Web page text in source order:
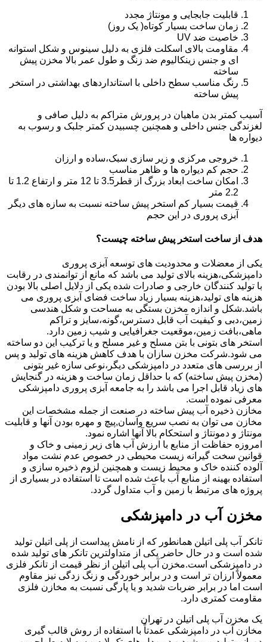
قابلیت جابجایی و مونتاژ مجدد
زمان ساخت بسیار کوتاه( یک روز)
خاصیت ضد UV
مقاومت بالای اسکلت فلزی به دلیل سینوس و شکل استوانه
ای و جنس زینکالیوم ضد زنگ و طول عمر بالا مخزن پیش
ساخته
رنگ مناسب سطح داخلی با استانداردهای بهداشتی در استخر
پیش ساخته
آسیب کمتر بدن ماهیان در پرورش متراکم به دلیل صافی و
لغزندگی جنس داخلی و همچنین چسبیدن کمتر جلبک و رسوب به
دیواره ها
خروجی مرکزی و زیر سازی سبک،ساده و ارزان
حجم کم دیواره ها و ظاهر مناسب
امکان ساخت ابعاد بزرگ از قطر3.5 تا 12 متر و ارتفاع 1.2 تا
2.2 متر
قیمت بسیار کم استخر پیش ساخته نسبت به سازه های دیگر
آبزی پروری در این حجم
هدف از ساخت استخر پیش ساخته چیست؟
یکی از معضلات و محدودیت های توسعه آبزی پروری
دامپزشکی،هزینه بالای تولید می باشد که مانع از توانمندی در رقابت
با تولید کنندگان خارجی و صادرات شده یکی از دلایل اصلی بالا بودن
هزینه های تولید،هزینه بسیار زیاد ساخت فضای آبزی پروری می
باشد.شکل و اندازه مخزن بستگی به مساحت و شکل هندسی
زمین،دبی و کیفیت آب قابل دسترس،گونه،سایز و تراکم
ماهی،بافت زمین،موقعیت جغرافیایی و شیب زمین دارد.
استخر های بتونی با بتن مسلح و غیر مسلح و یا ترکیب این دو ساخته
می شود.شرکت مخزن سازان با هدف کاهش هزینه های تولید و پس
از بررسی های متعدد در دامپزشکی دیگر،نوعی سازه غیر بتونی
(مخزن پیش ساخته) که با حداقل زمان ساخت و هزینه در گنجایش
های زیاد قابل اجرا می باشد را به جامعه آبزی پروری دامپزشکی
معرفی نموده است.
مخازن ذخیره آب پیش ساخته در صنعت از جمله مشخصات این
مخازن می توان به نصب سریع وآسان,پیچ و مهره بودن آنها و قابلیت
مونتاژ و دمونتاژ و استحکام بالا آنها اشاره نمود.
امروزه حفاظت از منابع با ارزش آب های زیر زمینی و خاک و
قوانین سخت گیرانه زیست محیطی در خصوص عدم نشت مواد
آلوده کننده خاک و محیط زیست و همچنین لزوم ذخیره سازی و
استفاده بهینه از منابع آب باعث شده است تا استفاده در بسیاری از
پروژه های مرتبط با زمین و آب متداول گردد.
مخزن آب در دامپزشکی
تانکر آب پلی اتیلن همانطور که از نامش پیداست از پلی اتیلن تولید
شده است و در حال حاضر یکی از متداولترین تانکر های تولید شده
در دامپزشکی است.مخزن آب پلی اتیلن از نظر قیمت از تانکر فلزی
معمولاً ارزان تر است و در برابر خوردگی و زنگ زدگی نیز مقاوم
است اما در برابر ضربات شدید و یا پارگی نسبت به مخازن فلزی
مقاومت کمتری دارد.
یک مخزن آب پلی اتیلن در تهران
مخازن آب در دامپزشکی عمدتاً با استفاده از روش قالب گیری